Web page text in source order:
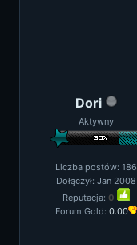
Dori
Aktywny
Liczba postów: 186
Dołączył: Jan 2008
Reputacja: 0
Forum Gold: 0.00